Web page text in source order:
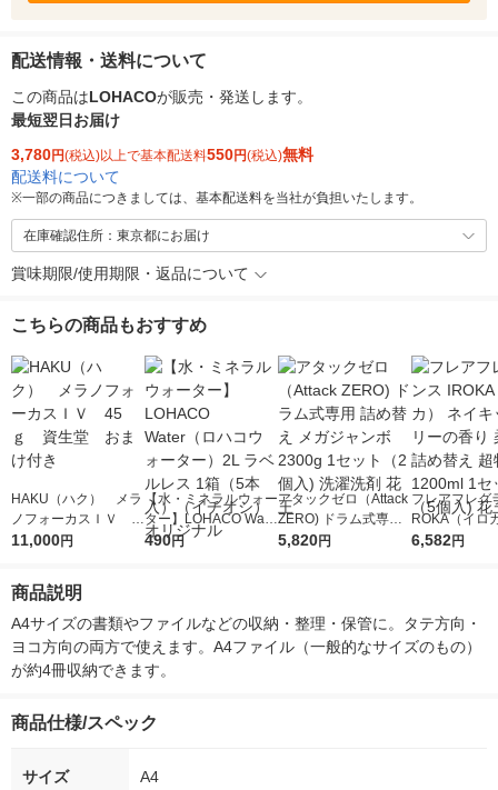
配送情報・送料について
この商品はLOHACOが販売・発送します。
最短翌日お届け
3,780円(税込)以上で基本配送料550円(税込)無料
配送料について
※一部の商品につきましては、基本配送料を当社が負担いたします。
在庫確認住所：東京都にお届け
賞味期限/使用期限・返品について
こちらの商品もおすすめ
HAKU（ハク） メラ
ノフォーカスＩＶ 4
5ｇ 資生堂 おまけ
11,000円
【水・ミネラルウォー
ター】LOHACO Wate
r（ロハコウォータ
490円
アタックゼロ（Attack
ZERO) ドラム式専用
詰め替え メガジャン
5,820円
フレアフレグ
ROKA（イロ
イキッドリリ
6,582円
商品説明
A4サイズの書類やファイルなどの収納・整理・保管に。タテ方向・
ヨコ方向の両方で使えます。A4ファイル（一般的なサイズのもの）
が約4冊収納できます。
商品仕様/スペック
サイズ A4